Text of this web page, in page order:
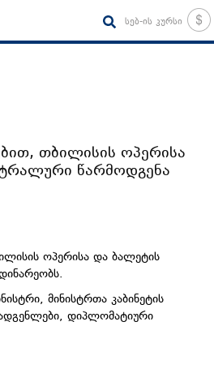
სებ-ის კურსი
თბილისის ოპერისა
წარმოდგენა
ოპერისა და ბალეტის
მინისტრთა კაბინეტის
დიპლომატიური